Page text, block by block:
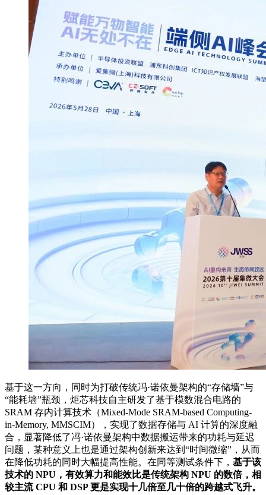
基于这一方向，同时为打破传统冯·诺依曼架构的“存储墙”与
“能耗墙”瓶颈，炬芯科技自主研发了基于模数混合电路的
SRAM 存内计算技术（Mixed-Mode SRAM-based Computing-
in-Memory, MMSCIM），实现了数据存储与 AI 计算的深度融
合，显著降低了冯·诺依曼架构中数据搬运带来的功耗与延迟
问题，某种意义上也是通过架构创新来达到“时间微缩”，从而
在降低功耗的同时大幅提高性能。在同等测试条件下， 基于该
技术的 NPU，有效算力和能效比是传统架构 NPU 的数倍，相
较主流 CPU 和 DSP 更是实现十几倍至几十倍的跨越式飞升。